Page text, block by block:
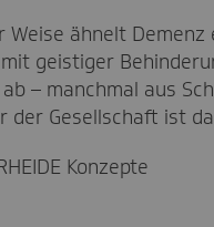
Weise ähnelt
geistiger
– manchmal aus
der Gesellschaft ist
Konzepte